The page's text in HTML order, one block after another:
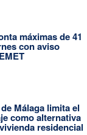
máximas de 41
con aviso
Málaga limita el
como alternativa
residencial